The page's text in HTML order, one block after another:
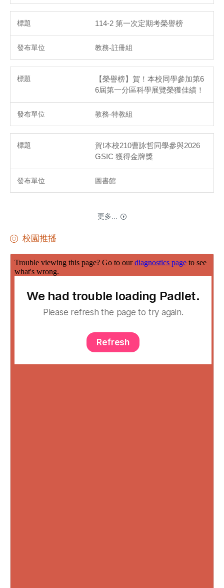
114-2 第一次定期考榮譽榜
教務-註冊組
【榮譽榜】賀！本校同學參加第6
6屆第一分區科學展覽榮獲佳績！
教務-特教組
賀!本校210曹詠哲同學參與2026
GSIC 獲得金牌獎
圖書館
更多...
校園推播